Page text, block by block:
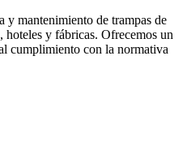
y mantenimiento de trampas de
hoteles y fábricas. Ofrecemos un
cumplimiento con la normativa